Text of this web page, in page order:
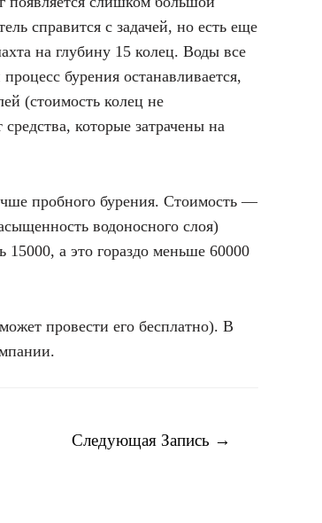
справится с задачей, но есть еще
на глубину 15 колец. Воды все
бурения останавливается,
(стоимость колец не
которые затрачены на
пробного бурения. Стоимость —
водоносного слоя)
15000, а это гораздо меньше 60000
провести его бесплатно). В
Следующая Запись →